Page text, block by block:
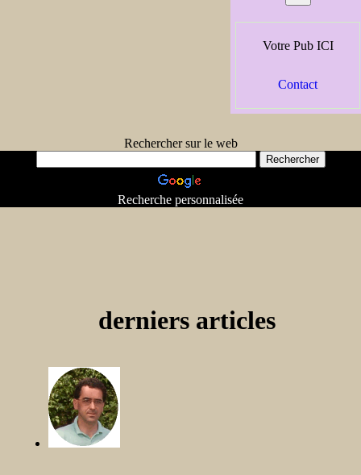
Votre Pub ICI
Contact
Rechercher sur le web
Recherche personnalisée
derniers articles